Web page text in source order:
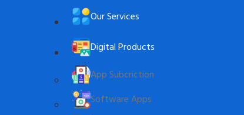
Our Services
Digital Products
App Subcriction
Software Apps